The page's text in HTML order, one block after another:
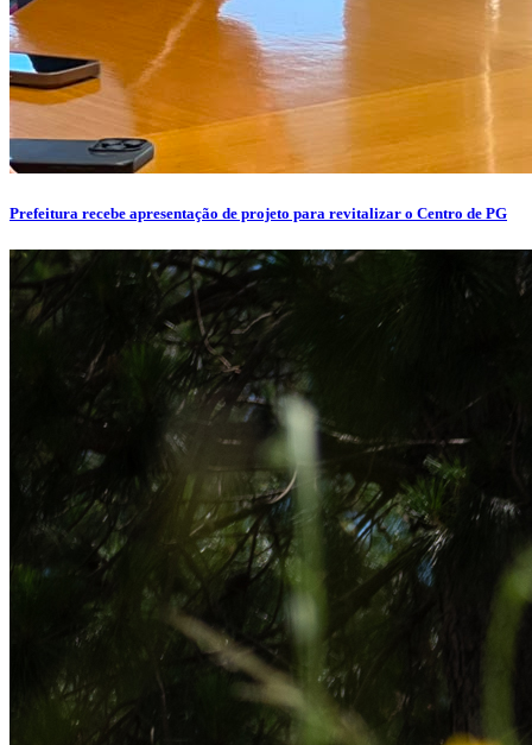
Prefeitura recebe apresentação de projeto para revitalizar o Centro de PG